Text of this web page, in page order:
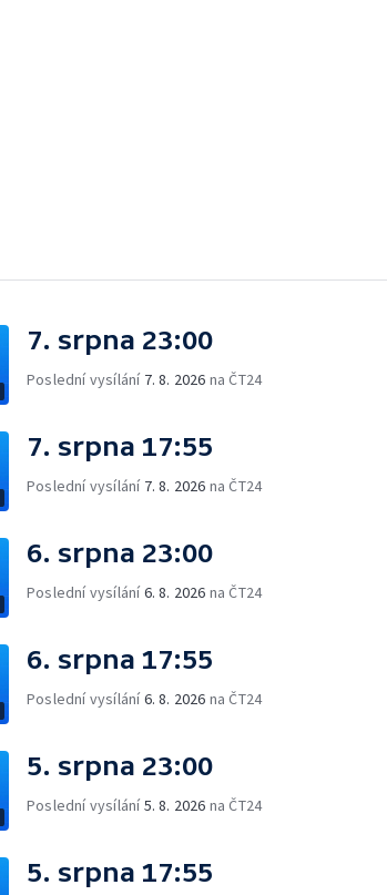
7. srpna 23:00
Poslední vysílání 7. 8. 2026 na ČT24
7. srpna 17:55
Poslední vysílání 7. 8. 2026 na ČT24
6. srpna 23:00
Poslední vysílání6. 8. 2026 na ČT24
6. srpna 17:55
Poslední vysílání6. 8. 2026 na ČT24
5. srpna 23:00
Poslední vysílání5. 8. 2026 na ČT24
5. srpna 17:55